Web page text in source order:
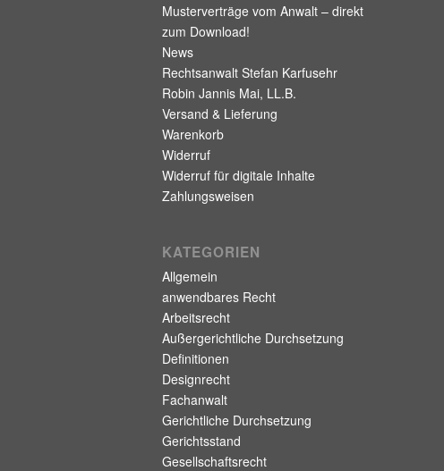
Musterverträge vom Anwalt – direkt
zum Download!
News
Rechtsanwalt Stefan Karfusehr
Robin Jannis Mai, LL.B.
Versand & Lieferung
Warenkorb
Widerruf
Widerruf für digitale Inhalte
Zahlungsweisen
KATEGORIEN
Allgemein
anwendbares Recht
Arbeitsrecht
Außergerichtliche Durchsetzung
Definitionen
Designrecht
Fachanwalt
Gerichtliche Durchsetzung
Gerichtsstand
Gesellschaftsrecht